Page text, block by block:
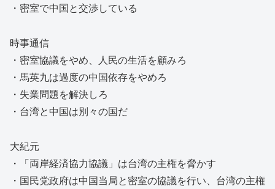
・密室で中国と交渉している
時事通信
・密室協議をやめ、人民の生活を顧みろ
・馬英九は過度の中国依存をやめろ
・失業問題を解決しろ
・台湾と中国は別々の国だ
大紀元
・「両岸経済協力協議」は台湾の主権を脅かす
・国民党政府は中国当局と密室の協議を行い、台湾の主権